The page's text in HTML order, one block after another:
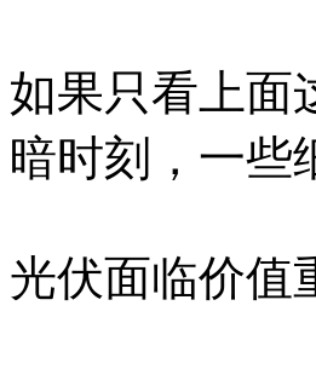
如果只看上面
暗时刻，一些
光伏面临价值